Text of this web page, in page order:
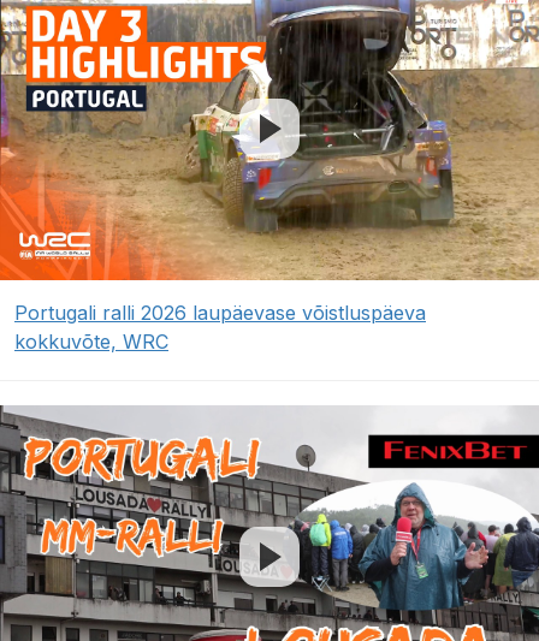
Portugali ralli 2026 laupäevase võistluspäeva
kokkuvõte, WRC